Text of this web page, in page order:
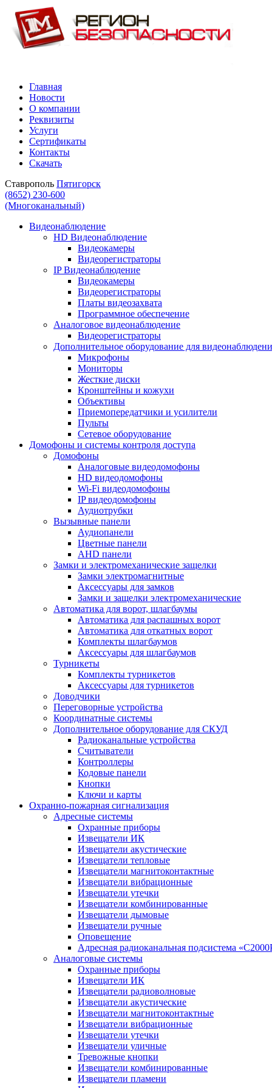
Главная
Новости
О компании
Реквизиты
Услуги
Сертификаты
Контакты
Скачать
Ставрополь Пятигорск
(8652) 230-600
(Многоканальный)
Видеонаблюдение
HD Видеонаблюдение
Видеокамеры
Видеорегистраторы
IP Видеонаблюдение
Видеокамеры
Видеорегистраторы
Платы видеозахвата
Программное обеспечение
Аналоговое видеонаблюдение
Видеорегистраторы
Дополнительное оборудование для
Микрофоны
Мониторы
Жесткие диски
Кронштейны и кожухи
Объективы
Приемопередатчики и усилители
Пульты
Сетевое оборудование
Домофоны и системы контроля доступа
Домофоны
Аналоговые видеодомофоны
HD видеодомофоны
Wi-Fi видеодомофоны
IP видеодомофоны
Аудиотрубки
Вызывные панели
Аудиопанели
Цветные панели
AHD панели
Замки и электромеханические защелки
Замки электромагнитные
Аксессуары для замков
Замки и защелки электромеханические
Автоматика для ворот, шлагбаумы
Автоматика для распашных ворот
Автоматика для откатных ворот
Комплекты шлагбаумов
Аксессуары для шлагбаумов
Турникеты
Комплекты турникетов
Аксессуары для турникетов
Доводчики
Переговорные устройства
Координатные системы
Дополнительное оборудование для СКУД
Радиоканальные устройства
Считыватели
Контроллеры
Кодовые панели
Кнопки
Ключи и карты
Охранно-пожарная сигнализация
Адресные системы
Охранные приборы
Извещатели ИК
Извещатели акустические
Извещатели тепловые
Извещатели магнитоконтактные
Извещатели вибрационные
Извещатели утечки
Извещатели комбинированные
Извещатели дымовые
Извещатели ручные
Оповещение
Адресная радиоканальная подсистема
Аналоговые системы
Охранные приборы
Извещатели ИК
Извещатели радиоволновые
Извещатели акустические
Извещатели магнитоконтактные
Извещатели вибрационные
Извещатели утечки
Извещатели уличные
Тревожные кнопки
Извещатели комбинированные
Извещатели пламени